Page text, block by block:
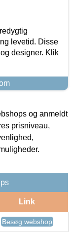
levetid. Disse
designer. Klik
og anmeldt
prisniveau,
Link
Besøg webshop